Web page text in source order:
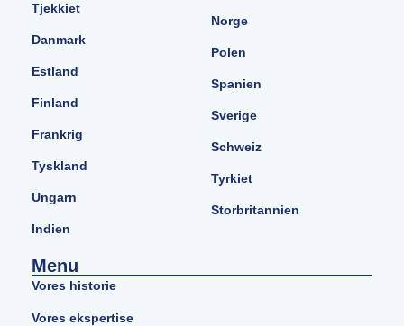
Tjekkiet
Danmark
Estland
Finland
Frankrig
Tyskland
Ungarn
Indien
Norge
Polen
Spanien
Sverige
Schweiz
Tyrkiet
Storbritannien
Menu
Vores historie
Vores ekspertise